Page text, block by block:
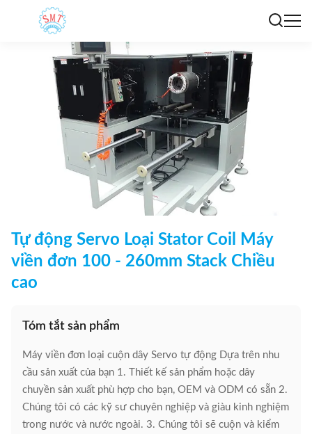
Tự động Servo Loại Stator Coil Máy
viền đơn 100 - 260mm Stack Chiều
cao
Tóm tắt sản phẩm
Máy viền đơn loại cuộn dây Servo tự động Dựa trên nhu
cầu sản xuất của bạn 1. Thiết kế sản phẩm hoặc dây
chuyền sản xuất phù hợp cho bạn, OEM và ODM có sẵn 2.
Chúng tôi có các kỹ sư chuyên nghiệp và giàu kinh nghiệm
trong nước và nước ngoài. 3. Chúng tôi sẽ cuộn và kiểm